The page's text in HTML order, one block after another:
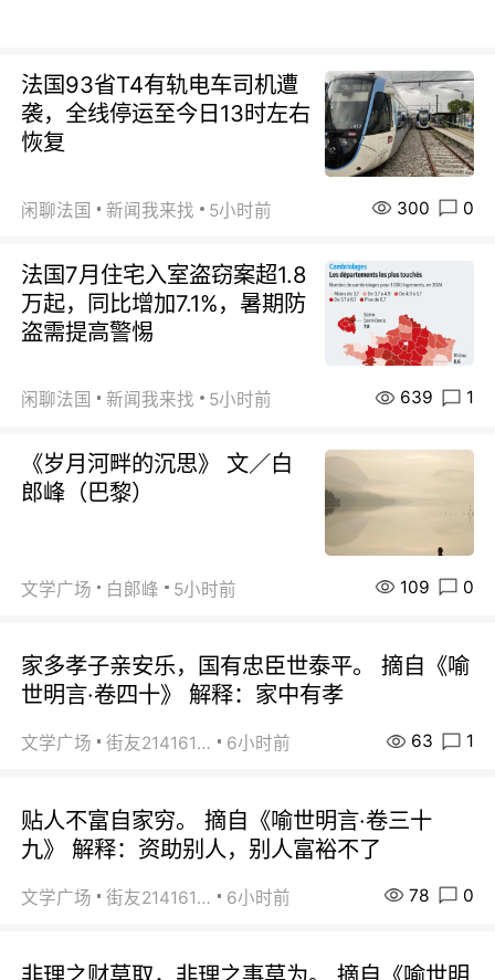
法国93省T4有轨电车司机遭
袭，全线停运至今日13时左右
恢复
闲聊法国 新闻我来找 5小时前 300 0
法国7月住宅入室盗窃案超1.8
万起，同比增加7.1%，暑期防
盗需提高警惕
闲聊法国 新闻我来找 5小时前 639 1
《岁月河畔的沉思》 文／白
郎峰（巴黎）
文学广场 白郞峰 5小时前 109 0
家多孝子亲安乐，国有忠臣世泰平。 摘自《喻
世明言·卷四十》 解释：家中有孝
文学广场 街友21416156 6小时前 63 1
贴人不富自家穷。 摘自《喻世明言·卷三十
九》 解释：资助别人，别人富裕不了
文学广场 街友21416156 6小时前 78 0